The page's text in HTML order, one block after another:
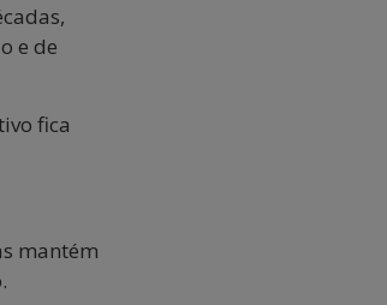
e de
fica
mantém